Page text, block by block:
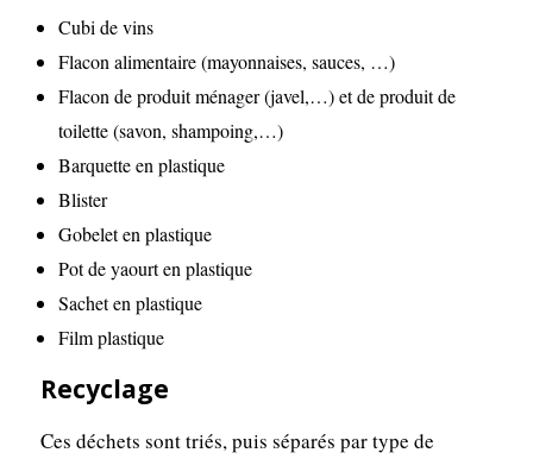
Cubi de vins
Flacon alimentaire (mayonnaises, sauces, …)
Flacon de produit ménager (javel,…) et de produit de
toilette (savon, shampoing,…)
Barquette en plastique
Blister
Gobelet en plastique
Pot de yaourt en plastique
Sachet en plastique
Film plastique
Recyclage
Ces déchets sont triés, puis séparés par type de